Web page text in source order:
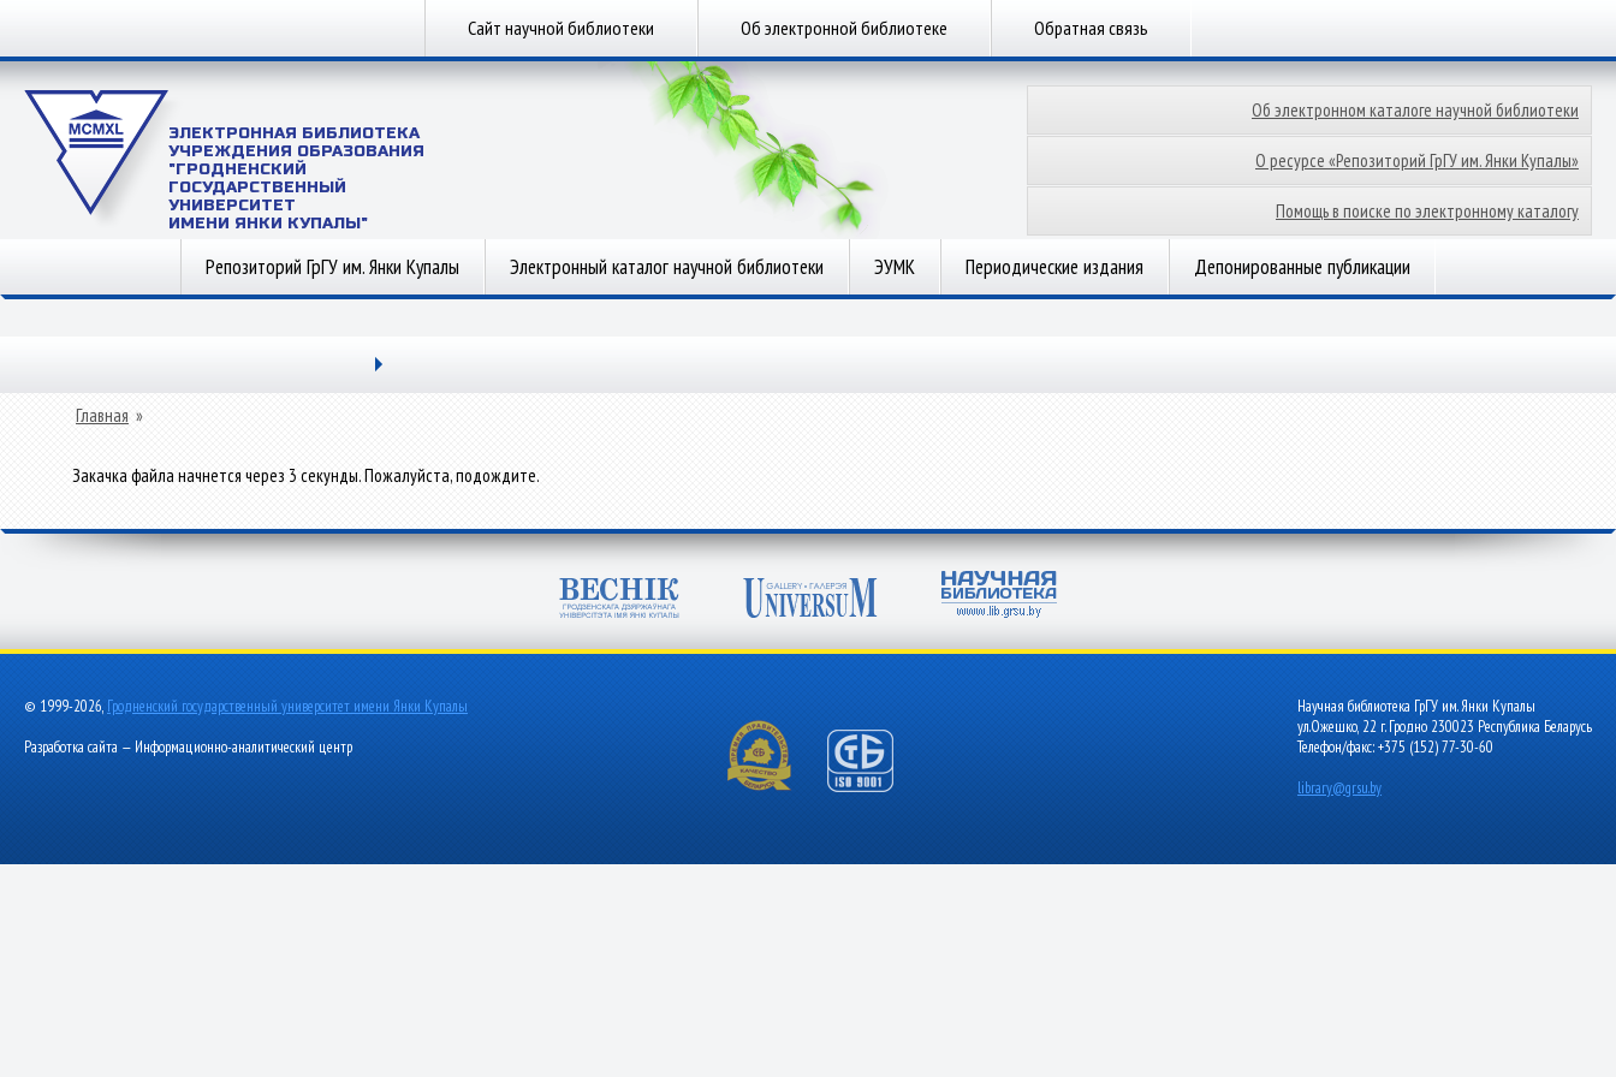
Сайт научной библиотеки Об электронной библиотеке Обратная связь
ЭЛЕКТРОННАЯ БИБЛИОТЕКА
УЧРЕЖДЕНИЯ ОБРАЗОВАНИЯ
"ГРОДНЕНСКИЙ
ГОСУДАРСТВЕННЫЙ
УНИВЕРСИТЕТ
ИМЕНИ ЯНКИ КУПАЛЫ"
Об электронном каталоге научной библиотеки
О ресурсе «Репозиторий ГрГУ им. Янки Купалы»
Помощь в поиске по электронному каталогу
Репозиторий ГрГУ им. Янки Купалы Электронный каталог научной библиотеки ЭУМК Периодические издания Депонированные публикации
Главная »
Закачка файла начнется через 3 секунды. Пожалуйста, подождите.
© 1999-2026, Гродненский государственный университет имени Янки Купалы
Разработка сайта — Информационно-аналитический центр
Научная библиотека ГрГУ им. Янки Купалы
ул.Ожешко, 22 г. Гродно 230023 Республика Беларусь
Телефон/факс: +375 (152) 77-30-60
library@grsu.by